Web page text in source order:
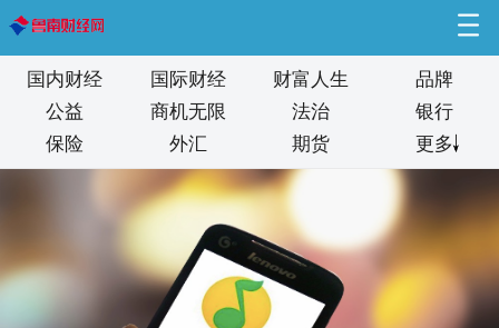
国内财经 国际财经 财富人生
品牌
公益
商机无限 法治
银行
保险
外汇 期货 更多